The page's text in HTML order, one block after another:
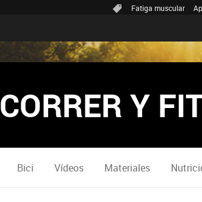
Fatiga muscular
CORRER Y
Bici Vídeos Materiales